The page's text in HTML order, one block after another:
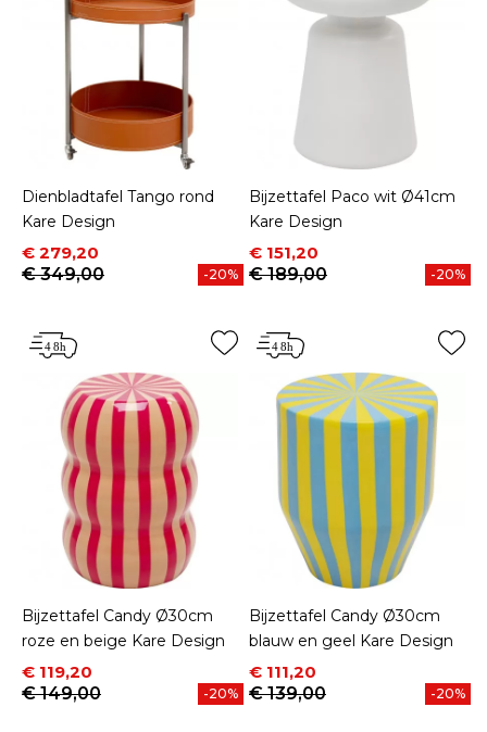
Dienbladtafel Tango rond
Kare Design
Prijs
€ 279,20
Normale prijs
€ 349,00
-20%
Bijzettafel Paco wit Ø41cm
Kare Design
Prijs
€ 151,20
Normale prijs
€ 189,00
-20%
Bijzettafel Candy Ø30cm
roze en beige Kare Design
Prijs
€ 119,20
Normale prijs
€ 149,00
-20%
Bijzettafel Candy Ø30cm
blauw en geel Kare Design
Prijs
€ 111,20
Normale prijs
€ 139,00
-20%